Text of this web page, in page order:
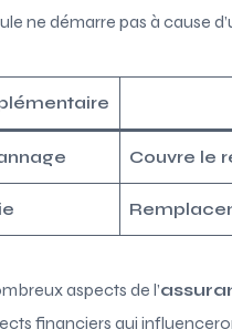
ne démarre pas à cause
Couvre le
aspects de l’
financiers qui